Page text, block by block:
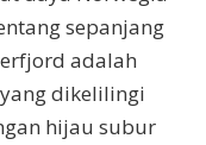
sepanjang
adalah
dikelilingi
hijau subur